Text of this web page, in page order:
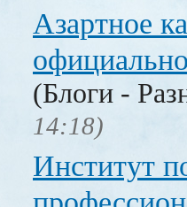
Азартное
(Блоги -
14:18)
Институт